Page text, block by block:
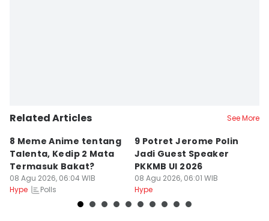
Related Articles See More
8 Meme Anime tentang
Talenta, Kedip 2 Mata
Termasuk Bakat?
08 Agu 2026, 06:04 WIB
Hype
Polls
9 Potret Jerome Polin
Jadi Guest Speaker
PKKMB UI 2026
08 Agu 2026, 06:01 WIB
Hype